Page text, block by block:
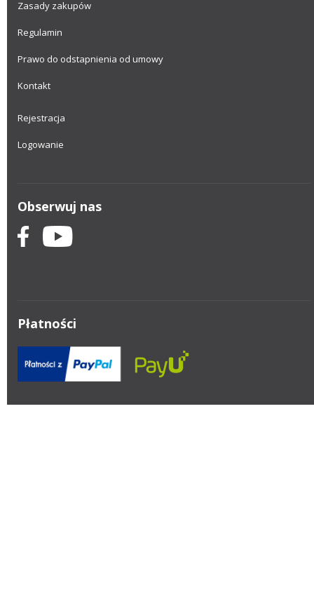
Zasady zakupów
Regulamin
Prawo do odstapnienia od umowy
Kontakt
Rejestracja
Logowanie
Obserwuj nas
Płatności